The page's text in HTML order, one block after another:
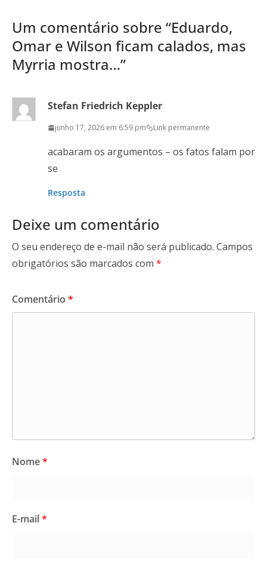
Um comentário sobre “Eduardo,
Omar e Wilson ficam calados, mas
Myrria mostra…”
Stefan Friedrich Keppler
junho 17, 2026 em 6:59 pm Link permanente
acabaram os argumentos – os fatos falam por
se
Resposta
Deixe um comentário
O seu endereço de e-mail não será publicado. Campos
obrigatórios são marcados com *
Comentário *
Nome*
E-mail*